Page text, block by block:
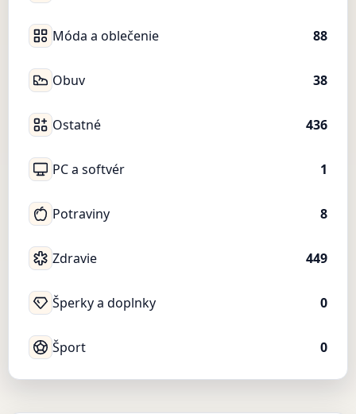
Móda a oblečenie 88
Obuv 38
Ostatné 436
PC a softvér 1
Potraviny 8
Zdravie 449
Šperky a doplnky 0
Šport 0